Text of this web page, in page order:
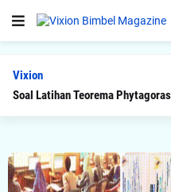
Vixion
Soal Latihan Teorema